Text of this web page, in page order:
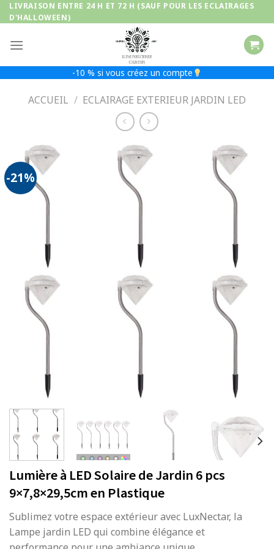
Passer
au
LIVRAISON ENTRE 24 H ET 72 H (SAUF POUR LES ECLAIRAGES
D'HALLOWEEN)
-10 % si vous créez un compte
ACCUEIL / ECLAIRAGE EXTERIEUR JARDIN LED
-21%
Lumière à LED Solaire de Jardin 6 pcs
9×7,8×29,5cm en Plastique
Sublimez votre espace extérieur avec LuxNectar, la
Lampe jardin LED qui combine élégance et